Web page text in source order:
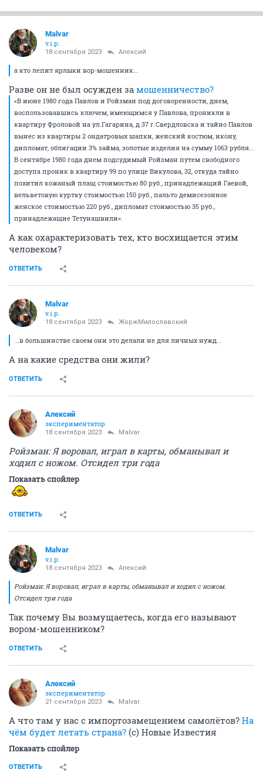
Malvar
v.i.p.
18 сентября 2023 Алексий
а кто лепит ярлыки вор-мошенник...
Разве он не был осужден за мошенничество?
«В июне 1980 года Павлов и Ройзман под договоренности, днем,
воспользовавшись ключем, имеющимся у Павлова, проникли в
квартиру Фроловой на ул.Гагарина, д.37 г.Свердловска и тайно Павлов
вынес из квартиры 2 ондатровых шапки, женский костюм, икону,
дипломат, облигации 3% займа, золотые изделия на сумму 1063 рубля...
В сентябре 1980 года днем подсудимый Ройзман путем свободного
доступа проник в квартиру 99 по улице Викулова, 32, откуда тайно
похитил кожаный плащ стоимостью 80 руб., принадлежащий Гаевой,
вельветовую куртку стоимостью 150 руб., пальто демисезонное
женское стоимостью 220 руб., дипломат стоимостью 35 руб.,
принадлежащие Тетунашвили».
А как охарактеризовать тех, кто восхищается этим
человеком?
ОТВЕТИТЬ
Malvar
v.i.p.
18 сентября 2023 ЖоржМилославский
...в большинстве своем они это делали не для личных нужд...
А на какие средства они жили?
ОТВЕТИТЬ
Алексий
экспериментатор
18 сентября 2023 Malvar
Ройзман: Я воровал, играл в карты, обманывал и
ходил с ножом. Отсидел три года
Показать спойлер
ОТВЕТИТЬ
Malvar
v.i.p.
18 сентября 2023 Алексий
Ройзман: Я воровал, играл в карты, обманывал и ходил с ножом.
Отсидел три года
Так почему Вы возмущаетесь, когда его называют
вором-мошенником?
ОТВЕТИТЬ
Алексий
экспериментатор
21 сентября 2023 Malvar
А что там у нас с импортозамещением самолётов? На
чём будет летать страна? (с) Новые Известия
Показать спойлер
ОТВЕТИТЬ